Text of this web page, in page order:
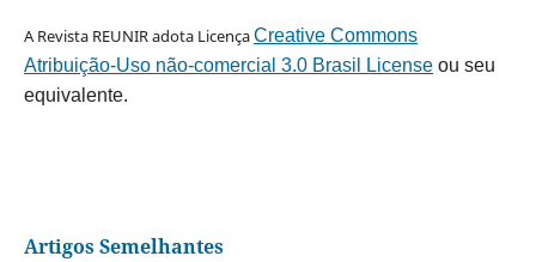
A Revista REUNIR adota LicençaCreative Commons
Atribuição-Uso não-comercial 3.0 Brasil Licenseou seu
equivalente.
Artigos Semelhantes